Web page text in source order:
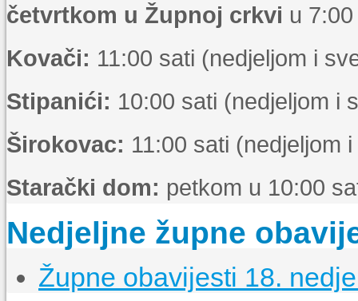
četvrtkom u Župnoj crkvi u
Kovači: 11:00 sati (nedjeljom i
Stipanići: 10:00 sati (nedjeljom i
Širokovac: 11:00 sati (nedjeljom
Starački dom: petkom u 10:00
Nedjeljne župne
Župne obavijesti 18.